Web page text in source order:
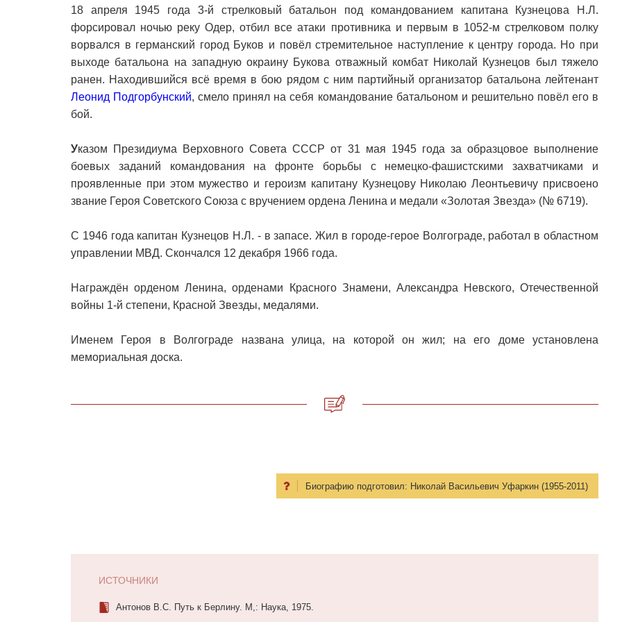
18 апреля 1945 года 3-й стрелковый батальон под командованием капитана Кузнецова Н.Л.
форсировал ночью реку Одер, отбил все атаки противника и первым в 1052-м стрелковом полку
ворвался в германский город Буков и повёл стремительное наступление к центру города. Но при
выходе батальона на западную окраину Букова отважный комбат Николай Кузнецов был тяжело
ранен. Находившийся всё время в бою рядом с ним партийный организатор батальона лейтенант
Леонид Подгорбунский, смело принял на себя командование батальоном и решительно повёл его в
бой.
Указом Президиума Верховного Совета СССР от 31 мая 1945 года за образцовое выполнение
боевых заданий командования на фронте борьбы с немецко-фашистскими захватчиками и
проявленные при этом мужество и героизм капитану Кузнецову Николаю Леонтьевичу присвоено
звание Героя Советского Союза с вручением ордена Ленина и медали «Золотая Звезда» (№ 6719).
С 1946 года капитан Кузнецов Н.Л. - в запасе. Жил в городе-герое Волгограде, работал в областном
управлении МВД. Скончался 12 декабря 1966 года.
Награждён орденом Ленина, орденами Красного Знамени, Александра Невского, Отечественной
войны 1-й степени, Красной Звезды, медалями.
Именем Героя в Волгограде названа улица, на которой он жил; на его доме установлена
мемориальная доска.
Биографию подготовил: Николай Васильевич Уфаркин (1955-2011)
ИСТОЧНИКИ
Антонов В.С. Путь к Берлину. М,: Наука, 1975.